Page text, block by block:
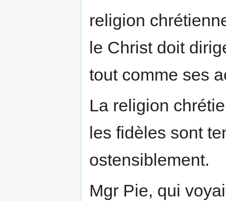
religion
le Christ doit
tout comme ses
La religion
les fidèles sont
ostensiblement.
Mgr Pie, qui